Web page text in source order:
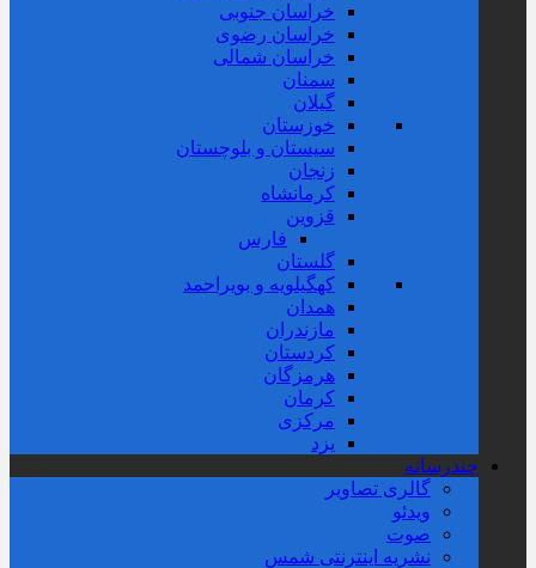
خراسان جنوبی
خراسان رضوی
خراسان شمالی
سمنان
گیلان
خوزستان
سیستان و بلوچستان
زنجان
کرمانشاه
قزوین
فارس
گلستان
کهگیلویه و بویراحمد
همدان
مازندران
کردستان
هرمزگان
کرمان
مرکزی
یزد
چندرسانه
گالری تصاویر
ویدئو
صوت
نشریه اینترنتی شمس